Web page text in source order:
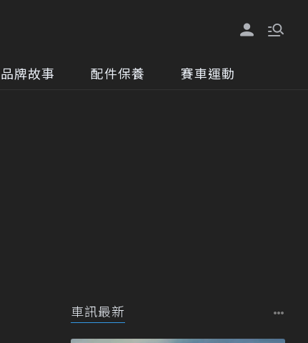
品牌故事 配件保養 賽車運動
車訊最新